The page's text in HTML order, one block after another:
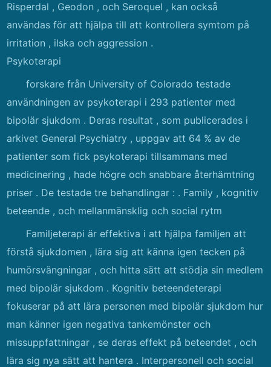
Risperdal , Geodon , och Seroquel , kan också
användas för att hjälpa till att kontrollera symtom på
irritation , ilska och aggression .
Psykoterapi
forskare från University of Colorado testade
användningen av psykoterapi i 293 patienter med
bipolär sjukdom . Deras resultat , som publicerades i
arkivet General Psychiatry , uppgav att 64 % av de
patienter som fick psykoterapi tillsammans med
medicinering , hade högre och snabbare återhämtning
priser . De testade tre behandlingar : . Family , kognitiv
beteende , och mellanmänsklig och social rytm
Familjeterapi är effektiva i att hjälpa familjen att
förstå sjukdomen , lära sig att känna igen tecken på
humörsvängningar , och hitta sätt att stödja sin medlem
med bipolär sjukdom . Kognitiv beteendeterapi
fokuserar på att lära personen med bipolär sjukdom hur
man känner igen negativa tankemönster och
missuppfattningar , se deras effekt på beteendet , och
lära sig nya sätt att hantera . Interpersonell och social